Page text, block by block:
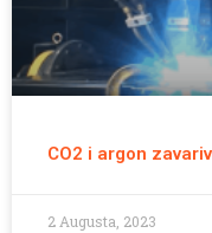
CO2 i argon
2 Augusta, 2023